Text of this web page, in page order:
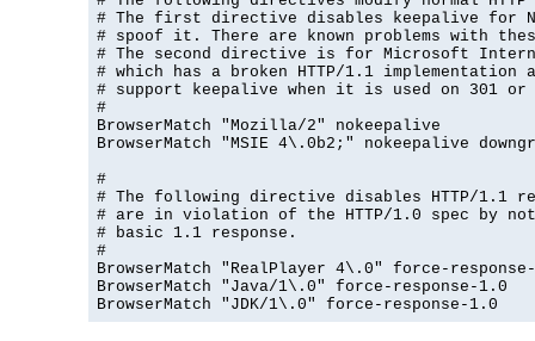
# The first directive disables keepalive for
# spoof it. There are known problems with
# The second directive is for Microsoft
# which has a broken HTTP/1.1 implementation
# support keepalive when it is used on 301
#
BrowserMatch "Mozilla/2" nokeepalive
BrowserMatch "MSIE 4\.0b2;" nokeepalive
#
# The following directive disables HTTP/1.1
# are in violation of the HTTP/1.0 spec by
# basic 1.1 response.
#
BrowserMatch "RealPlayer 4\.0" force-
BrowserMatch "Java/1\.0" force-response-1.0
BrowserMatch "JDK/1\.0" force-response-1.0